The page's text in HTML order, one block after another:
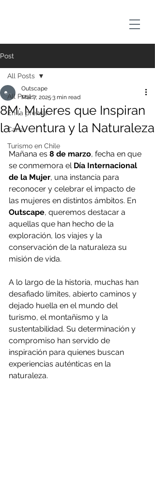
Post
All Posts
En la prensa
Carta
Turismo en Chile
All Posts
8M: Mujeres que Inspiran
la Aventura y la Naturaleza
Outscape
Mar 7, 2025 3 min read
Mañana es 8 de marzo, fecha en que
se conmemora el Día Internacional
de la Mujer, una instancia para
reconocer y celebrar el impacto de
las mujeres en distintos ámbitos. En
Outscape, queremos destacar a
aquellas que han hecho de la
exploración, los viajes y la
conservación de la naturaleza su
misión de vida.
A lo largo de la historia, muchas han
desafiado límites, abierto caminos y
dejado huella en el mundo del
turismo, el montañismo y la
sustentabilidad. Su determinación y
compromiso han servido de
inspiración para quienes buscan
experiencias auténticas en la
naturaleza.